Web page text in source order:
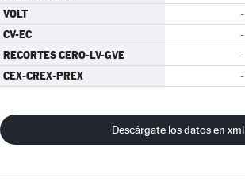
VOLT -
CV-EC -
RECORTES CERO-LV-GVE -
CEX-CREX-PREX -
Descárgate los datos en xml